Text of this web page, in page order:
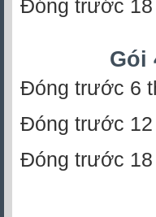
Đóng trước 18
Gói
Đóng trước 6
Đóng trước 12
Đóng trước 18